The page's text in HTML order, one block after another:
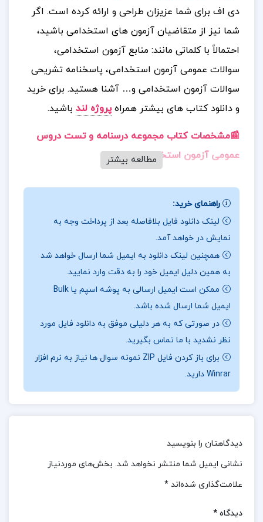
دی اف برای شما عزیزان طراحی و ارائه کرده است. اگر
شما نیز از متقاضیان آزمون‌ های استخدامی باشید،
احتمالاً با کلماتی مانند: منابع آزمون استخدامی،
سوالات عمومی آزمون استخدامی، پاسخنامه تشریحی
سوالات آزمون استخدامی و… آشنا هستید. برای خرید
و دانلود کتاب های بیشتر همراه پروژه لند باشید.
📰مشخصات کتاب مجموعه درسنامه و تست دروس
عمومی آزمون استخدامی
های استخدامی را به طور جامع و کامل پوشش می‌ دهد.
همچنین شامل سوالات عمومی رایج در این آزمون‌ ها
به همراه پاسخنامه‌ های تشریحی است که به شما کمک
می‌ کند تا با نوع سوالات آشنا شوید و بهترین روش‌ ها
برای پاسخگویی به آن‌ ها را یاد بگیرید.
📖بخشی از کتاب مجموعه درسنامه و تست دروس
عمومی آزمون استخدامی
افزایش اعتماد به نفس: با مطالعه و تمرین تست‌ های
موجود در این کتاب، اعتماد به نفس شما در مواجهه با
آزمون‌ های استخدامی افزایش می‌ یابد و می‌ توانید با
اطمینان بیشتری در آزمون شرکت کنید. استفاده از
استخدامی آماده کند و شانس موفقیت شما را افزایش
دهد.
دانلود کتاب مجموعه درسنامه و تست دروس عمومی
مطالعه بیشتر
راهنمای خرید:
لینک دانلود فایل بلافاصله بعد از پرداخت وجه به
نمایش در خواهد آمد.
همچنین لینک دانلود به ایمیل شما ارسال خواهد شد
به همین دلیل ایمیل خود را به دقت وارد نمایید.
ممکن است ایمیل ارسالی به پوشه اسپم یا Bulk
ایمیل شما ارسال شده باشد.
در صورتی که به هر دلیلی موفق به دانلود فایل مورد
نظر نشدید با ما تماس بگیرید.
برای باز کردن فایل ZIP نمونه سوال ها نیاز به نرم افزار
Winrar دارید.
دیدگاهتان را بنویسید
نشانی ایمیل شما منتشر نخواهد شد. بخش‌های موردنیاز
علامت‌گذاری شده‌اند *
دیدگاه *